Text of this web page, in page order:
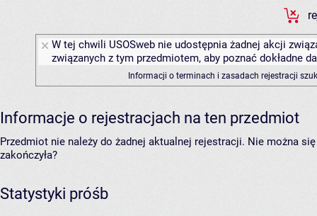
W tej chwili USOSweb nie udostępnia żadnej akcji
związanych z tym przedmiotem, aby poznać dokładne
Informacji o terminach i zasadach rejestracji
Informacje o rejestracjach na ten przedmiot
Przedmiot nie należy do żadnej aktualnej rejestracji. Nie można
zakończyła?
Statystyki próśb